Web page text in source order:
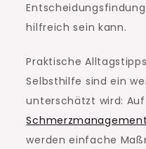
hilfreich sein kann.
Praktische
Selbsthilfe sind ein
unterschätzt wird:
werden einfache